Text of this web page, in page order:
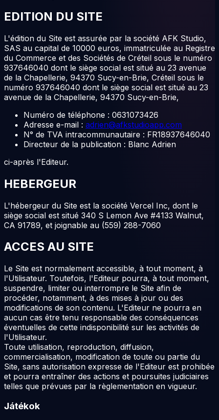
EDITION DU SITE
L'édition du Site est assurée par la société AFK Studio,
SAS au capital de 10000 euros, immatriculée au Registre
du Commerce et des Sociétés de Créteil sous le numéro
937646040 dont le siège social est situé au 23 avenue
de la Chapellerie, 94370 Sucy-en-Brie, Créteil sous le
numéro 937646040 dont le siège social est situé au 23
avenue de la Chapellerie, 94370 Sucy-en-Brie,
Numéro de téléphone : 0631073426
Adresse e-mail : adrien@afkstudioapp.com
N° de TVA intracommunautaire : FR18937646040
Directeur de la publication : Blanc Adrien
ci-après l'Editeur.
HEBERGEUR
L'hébergeur du Site est la société Vercel Inc, dont le
siège social est situé 340 S Lemon Ave #4133 Walnut,
CA 91789, et joignable au (559) 288-7060
ACCES AU SITE
Le Site est normalement accessible, à tout moment, à
l'Utilisateur. Toutefois, l'Editeur pourra, à tout moment,
suspendre, limiter ou interrompre le Site afin de
procéder, notamment, à des mises à jour ou des
modifications de son contenu. L'Editeur ne pourra en
aucun cas être tenu responsable des conséquences
éventuelles de cette indisponibilité sur les activités de
l'Utilisateur.
Toute utilisation, reproduction, diffusion,
commercialisation, modification de toute ou partie du
Site, sans autorisation expresse de l'Editeur est prohibée
et pourra entraîner des actions et poursuites judiciaires
telles que prévues par la règlementation en vigueur.
Játékok